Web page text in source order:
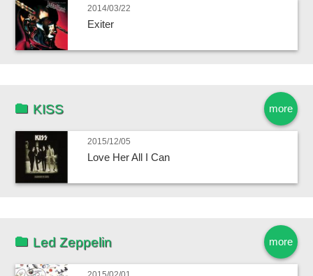
2014/03/22
Exiter
more
KISS
2015/12/05
Love Her All I Can
more
Led Zeppelin